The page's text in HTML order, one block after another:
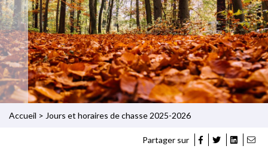
Accueil > Jours et horaires de chasse 2025-2026
Partager sur